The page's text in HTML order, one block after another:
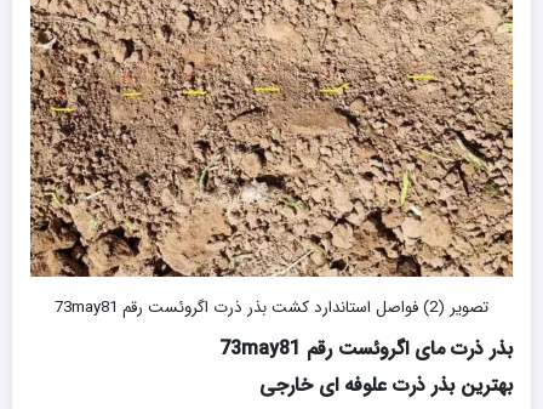
تصویر (2) فواصل استاندارد کشت بذر ذرت اگروئست رقم 73may81
بذر ذرت مای اگروئست رقم 73may81
بهترین بذر ذرت علوفه ای خارجی